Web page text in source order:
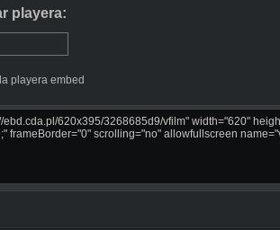
playera:
playera embed